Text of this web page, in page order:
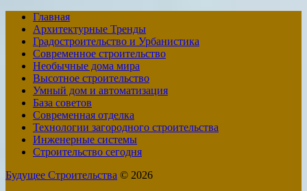
Главная
Архитектурные Тренды
Градостроительство и Урбанистика
Современное строительство
Необычные дома мира
Высотное строительство
Умный дом и автоматизация
База советов
Современная отделка
Технологии загородного строительства
Инженерные системы
Строительство сегодня
Будущее Строительства © 2026